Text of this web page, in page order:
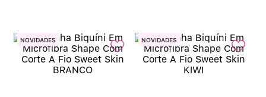
NOVIDADES NOVIDADES